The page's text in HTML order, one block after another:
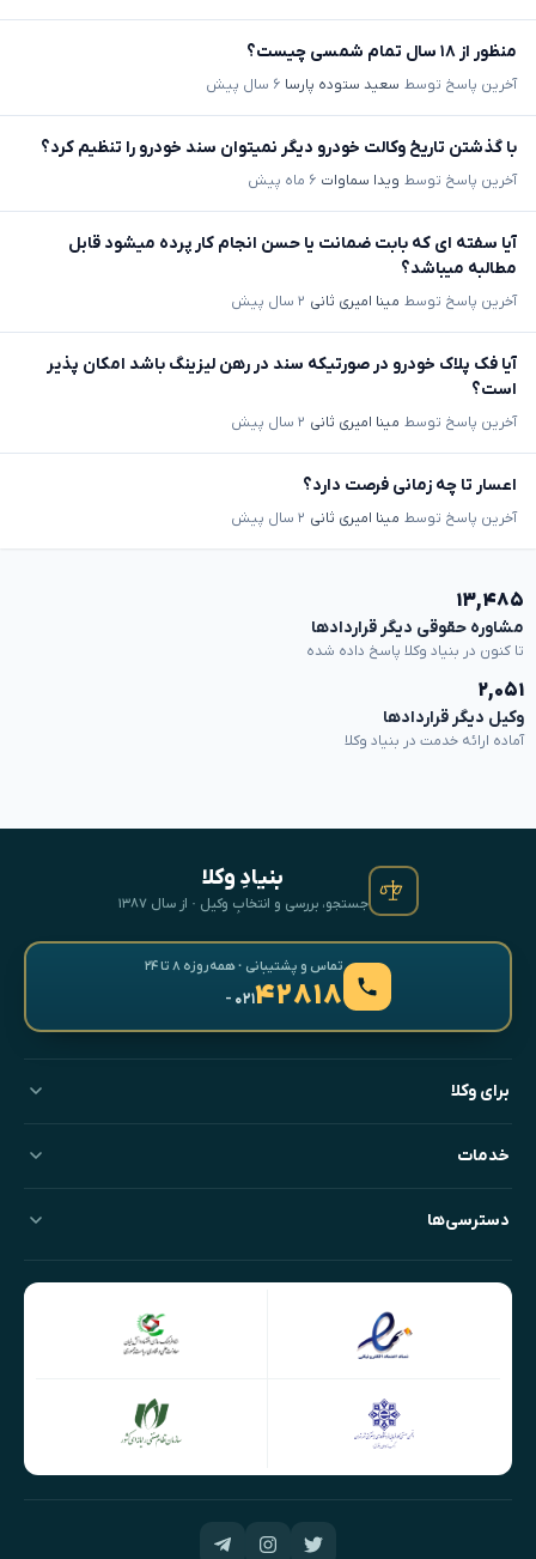
منظور از ۱۸ سال تمام شمسی چیست؟
آخرین پاسخ توسط سعید ستوده پارسا ۶ سال پیش
با گذشتن تاریخ وکالت خودرو دیگر نمیتوان سند خودرو را تنظیم کرد؟
آخرین پاسخ توسط ویدا سماوات ۶ ماه پیش
آیا سفته ای که بابت ضمانت یا حسن انجام کار پرده میشود قابل
مطالبه میباشد؟
آخرین پاسخ توسط مینا امیری ثانی ۲ سال پیش
آیا فک پلاک خودرو در صورتیکه سند در رهن لیزینگ باشد امکان پذیر
است؟
آخرین پاسخ توسط مینا امیری ثانی ۲ سال پیش
اعسار تا چه زمانی فرصت دارد؟
آخرین پاسخ توسط مینا امیری ثانی ۲ سال پیش
۱۳,۴۸۵
مشاوره حقوقی دیگر قراردادها
تا کنون در بنیاد وکلا پاسخ داده شده
۲,۰۵۱
وکیل دیگر قراردادها
آماده ارائه خدمت در بنیاد وکلا
بنیادِ وکلا
جستجو، بررسی و انتخابِ وکیل · از سال ۱۳۸۷
تماس و پشتیبانی · همه‌روزه ۸ تا ۲۴
۴۲۸۱۸- ۰۲۱
برای وکلا
خدمات
دسترسی‌ها